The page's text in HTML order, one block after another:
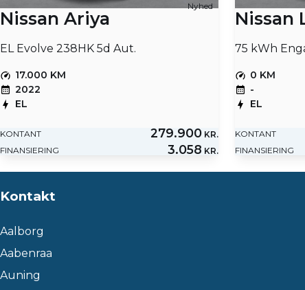
Nyhed
Nissan Ariya
EL Evolve 238HK 5d Aut.
17.000 KM
2022
EL
KONTANT 279.900 KR.
FINANSIERING
3.058 KR.
Nissan
75 kWh
0 KM
-
EL
KONTANT
FINANSIERING
Kontakt
Aalborg
Aabenraa
Auning